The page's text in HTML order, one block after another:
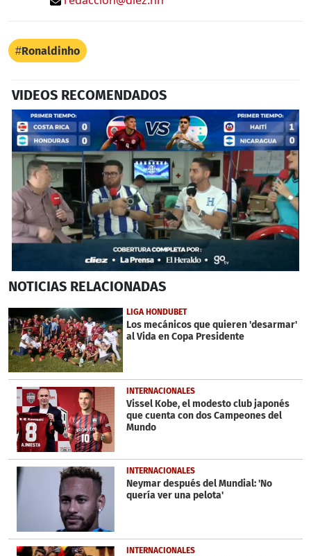
Ronaldinho
VIDEOS RECOMENDADOS
seconds
4
minutes,
56
seconds
NOTICIAS RELACIONADAS
LIGA HONDUBET
Los mecánicos que quieren 'desarmar'
al Vida en Copa Presidente
INTERNACIONALES
Vissel Kobe, el modesto club japonés
que cuenta con dos Campeones del
Mundo
INTERNACIONALES
Neymar después del Mundial: 'No
quería ver una pelota'
INTERNACIONALES